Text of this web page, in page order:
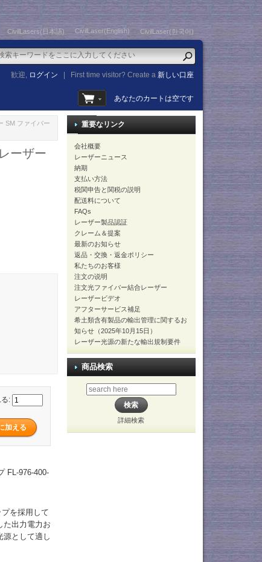
CivilLasers(日本語) CivilLaser(English) CivilLaser(한국어)
歓迎, ログイン First time visitor? Create a新しい口座
あなたのカートは空です
SM ファイバー
ーザー
:
FL-976-400-
を採用して
た出力電力お
源として適し
重要なリンク
会社概要
レーザーニュース
納期
支払い方法
税関申告と関税の説明
配送料について
FAQs
レーザー製品認証
クレーム＆提案
最新のお知らせ
返品・交換・返金ポリシー
私たちのお客様
注文の说明
注文光ファイバー結合レーザー
レーザービデオ
アフターサービス補足
希土類含有製品の輸出管理に関するお
知らせ（2025年10月15日）
レーザー光源の新たな輸出規制要件
商品検索
詳細検索